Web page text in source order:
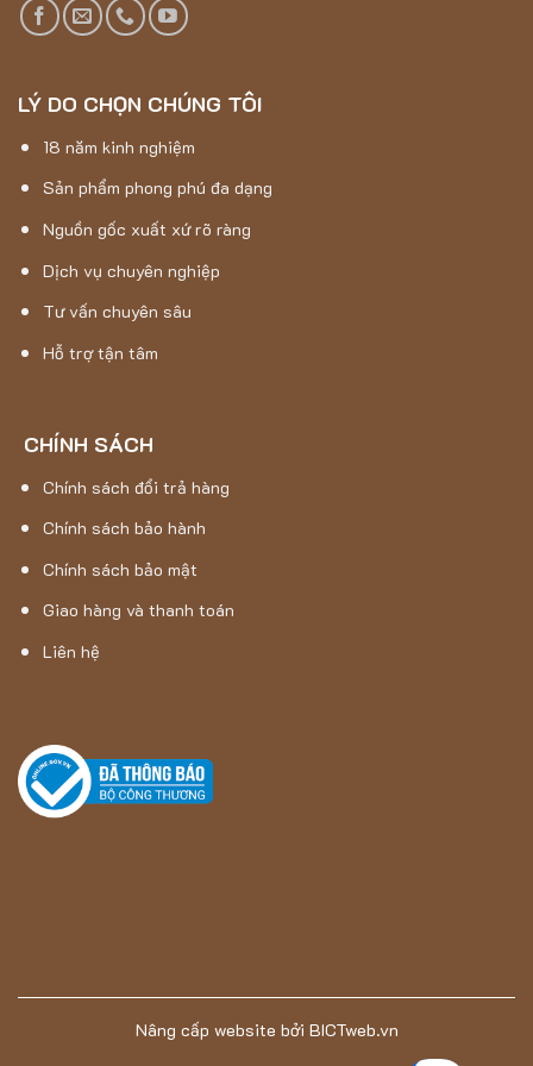
Thảm Hán Long – Thảm Trải Sàn 3G – 13
sống của mình.Sản phẩm có thể sử dụng trong phòng ngủ,
phòng đọc sách hoặc phòng khách.
huyết để đóng góp vào sự phát triển của ngành này, biến các
không gian sống thành các tác phẩm nghệ thuật độc đáo. Với
LÝ DO CHỌN CHÚNG TÔI
18 năm kinh nghiệm
Sản phẩm phong phú đa dạng
Nguồn gốc xuất xứ rõ ràng
Dịch vụ chuyên nghiệp
Tư vấn chuyên sâu
Hỗ trợ tận tâm
CHÍNH SÁCH
Chính sách đổi trả hàng
Chính sách bảo hành
Chính sách bảo mật
Giao hàng và thanh toán
Liên hệ
Nâng cấp website bởi BICTweb.vn